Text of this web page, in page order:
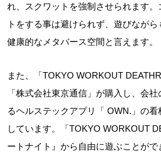
れ、スクワットを強制させられます
トをする事は避けられず、遊びなが
健康的なメタバース空間と言えます。
また、「TOKYO WORKOUT
「株式会社東京通信」が購入し、会
るヘルステックアプリ「 OWN.」の
しています。「TOKYO WORKOUT
ートナイト』から自由に遊ぶことがで